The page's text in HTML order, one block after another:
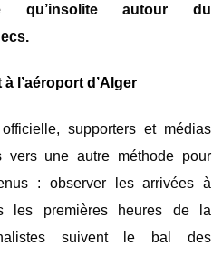
qu’insolite autour du
l’aéroport d’Alger
supporters et médias
vers une autre méthode pour
: observer les arrivées à
les premières heures de la
suivent le bal des